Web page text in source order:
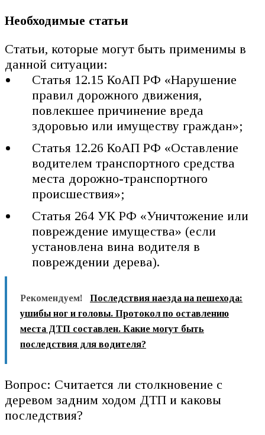
Необходимые статьи
Статьи, которые могут быть применимы в
данной ситуации:
Статья 12.15 КоАП РФ «Нарушение
правил дорожного движения,
повлекшее причинение вреда
здоровью или имуществу граждан»;
Статья 12.26 КоАП РФ «Оставление
водителем транспортного средства
места дорожно-транспортного
происшествия»;
Статья 264 УК РФ «Уничтожение или
повреждение имущества» (если
установлена вина водителя в
повреждении дерева).
Рекомендуем!
Последствия наезда на пешехода:
ушибы ног и головы. Протокол по оставлению
места ДТП составлен. Какие могут быть
последствия для водителя?
Вопрос: Считается ли столкновение с
деревом задним ходом ДТП и каковы
последствия?